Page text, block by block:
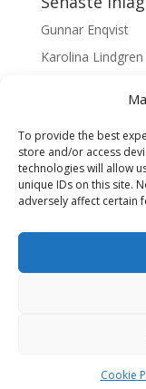
To provide the best
store and/or access
technologies will allow
unique IDs on this site.
adversely affect certain
Cookie
Gunnar Enqvist
Karolina Lindgren
Samaneh
Textarkiv
Textarkiv
Liljas Konst &